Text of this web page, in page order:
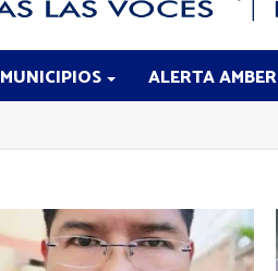
MUNICIPIOS ALERTA AMBER